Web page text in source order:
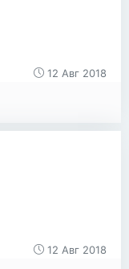
12 Авг 2018
12 Авг 2018